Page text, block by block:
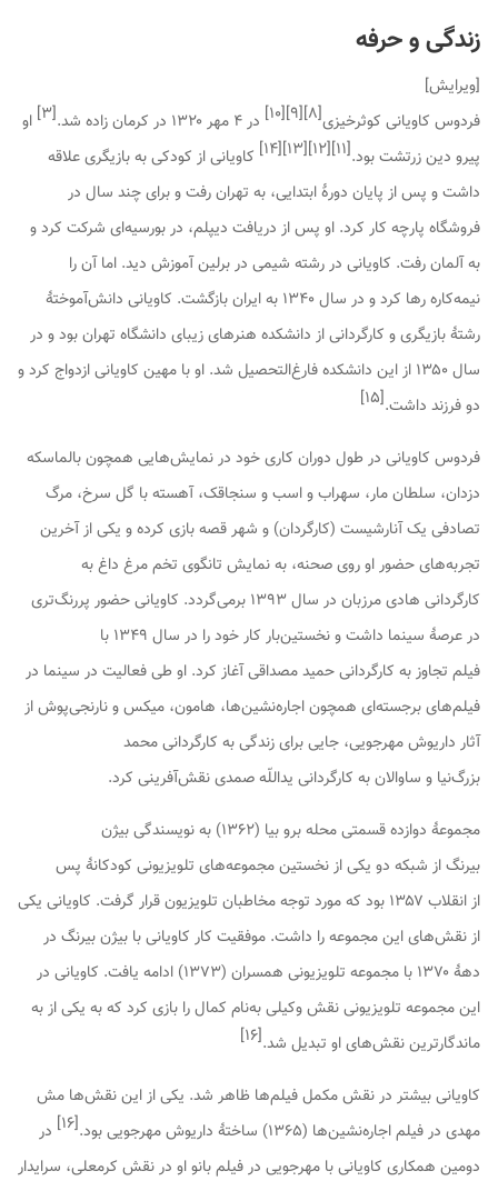
زندگی و حرفه
[ویرایش]
فردوس کاویانی کوثرخیزی[۸]
[۹]
[۱۰] در ۴ مهر ۱۳۲۰ در کرمان زاده شد. [۳] او
پیرو دین زرتشت بود.[۱۱]
[۱۲]
[۱۳]
[۱۴] کاویانی از کودکی به بازیگری علاقه
داشت و پس از پایان دورهٔ ابتدایی، به تهران رفت و برای چند سال در
فروشگاه پارچه کار کرد. او پس از دریافت دیپلم، در بورسیه‌ای شرکت کرد و
به آلمان رفت. کاویانی در رشته شیمی در برلین آموزش دید. اما آن را
نیمه‌کاره رها کرد و در سال ۱۳۴۰ به ایران بازگشت. کاویانی دانش‌آموختهٔ
رشتهٔ بازیگری و کارگردانی از دانشکده هنرهای زیبای دانشگاه تهران بود و در
سال ۱۳۵۰ از این دانشکده فارغ‌التحصیل شد. او با مهین کاویانی ازدواج کرد و
دو فرزند داشت.[۱۵]
فردوس کاویانی در طول دوران کاری خود در نمایش‌هایی همچونبالماسکه
دزدان، سلطان مار، سهراب و اسب و سنجاقک،آهسته با گل سرخ، مرگ
تصادفی یک آنارشیست (کارگردان) و شهر قصهبازی کرده و یکی از آخرین
تجربه‌های حضور او روی صحنه، به نمایش تانگوی تخم مرغ داغبه
کارگردانی هادی مرزبان در سال ۱۳۹۳ برمی‌گردد. کاویانی حضور پررنگ‌تری
در عرصهٔ سینما داشت و نخستین‌بار کار خود را در سال ۱۳۴۹ با
فیلم تجاوزبه کارگردانی حمید مصداقی آغاز کرد. او طی فعالیت در سینما در
فیلم‌های برجسته‌ای همچوناجاره‌نشین‌ها، هامون، میکسونارنجی‌پوشاز
آثار داریوش مهرجویی، جایی برای زندگیبه کارگردانی محمد
بزرگ‌نیا و ساوالانبه کارگردانی یداللّه صمدی نقش‌آفرینی کرد.
مجموعهٔ دوازده قسمتیمحله برو بیا
(۱۳۶۲) به نویسندگی بیژن
بیرنگ از شبکه دو یکی از نخستین مجموعه‌های تلویزیونی کودکانهٔ پس
از انقلاب ۱۳۵۷ بود که مورد توجه مخاطبان تلویزیون قرار گرفت. کاویانی یکی
از نقش‌های این مجموعه را داشت. موفقیت کار کاویانی با بیژن بیرنگ در
دههٔ ۱۳۷۰ با مجموعه تلویزیونی
همسران
(۱۳۷۳) ادامه یافت. کاویانی در
این مجموعه تلویزیونی نقش وکیلی به‌نام کمال را بازی کرد که به یکی از به
ماندگارترین نقش‌های او تبدیل شد.[۱۶]
کاویانی بیشتر در نقش مکمل فیلم‌ها ظاهر شد. یکی از این نقش‌ها مش
مهدی در فیلماجاره‌نشین‌ها (۱۳۶۵) ساختهٔ داریوش مهرجویی بود. [۱۶] در
دومین همکاری کاویانی با مهرجویی در فیلمبانواو در نقش کرمعلی، سرایدار